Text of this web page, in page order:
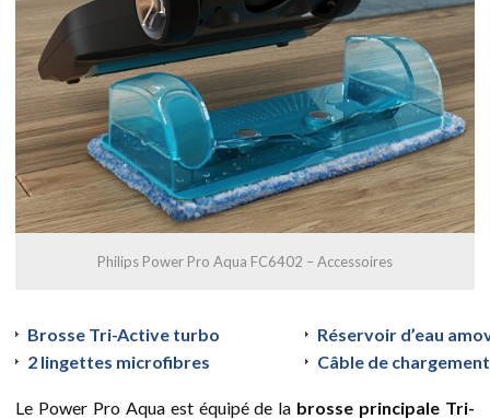
Philips Power Pro Aqua FC6402 – Accessoires
Brosse Tri-Active turbo
Réservoir d’eau
2 lingettes microfibres
Câble de chargement
Le Power Pro Aqua est équipé de la brosse principale Tri-